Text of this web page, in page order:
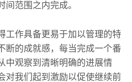
范围之内完成。
工作具备更易于加以管理的特
断的成就感，每当完成一个番
中观察到清晰明确的进展情
对我们起到激励以促使继续前